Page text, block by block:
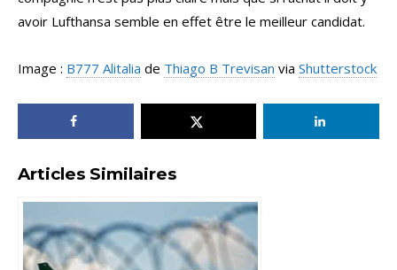
avoir Lufthansa semble en effet être le meilleur candidat.
Image : B777 Alitalia de Thiago B Trevisan via Shutterstock
Articles Similaires